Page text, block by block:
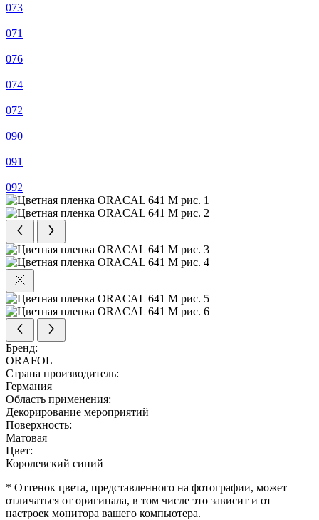
073
071
076
074
072
090
091
092
Бренд:
ORAFOL
Страна производитель:
Германия
Область применения:
Декорирование мероприятий
Поверхность:
Матовая
Цвет:
Королевский синий
* Оттенок цвета, представленного на фотографии, может
отличаться от оригинала, в том числе это зависит и от
настроек монитора вашего компьютера.